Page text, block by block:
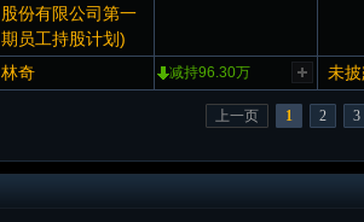
股份有限公司第一
期员工持股计划)
林奇 减持96.30万 未
上一页 1 2 3